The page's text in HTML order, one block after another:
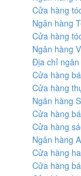
Cửa hàng
Ngân hàng
Cửa hàng
Ngân hàng
Địa chỉ ngân
Cửa hàng
Cửa hàng
Ngân hàng
Cửa hàng
Cửa hàng
Ngân hàng
Cửa hàng
Cửa hàng